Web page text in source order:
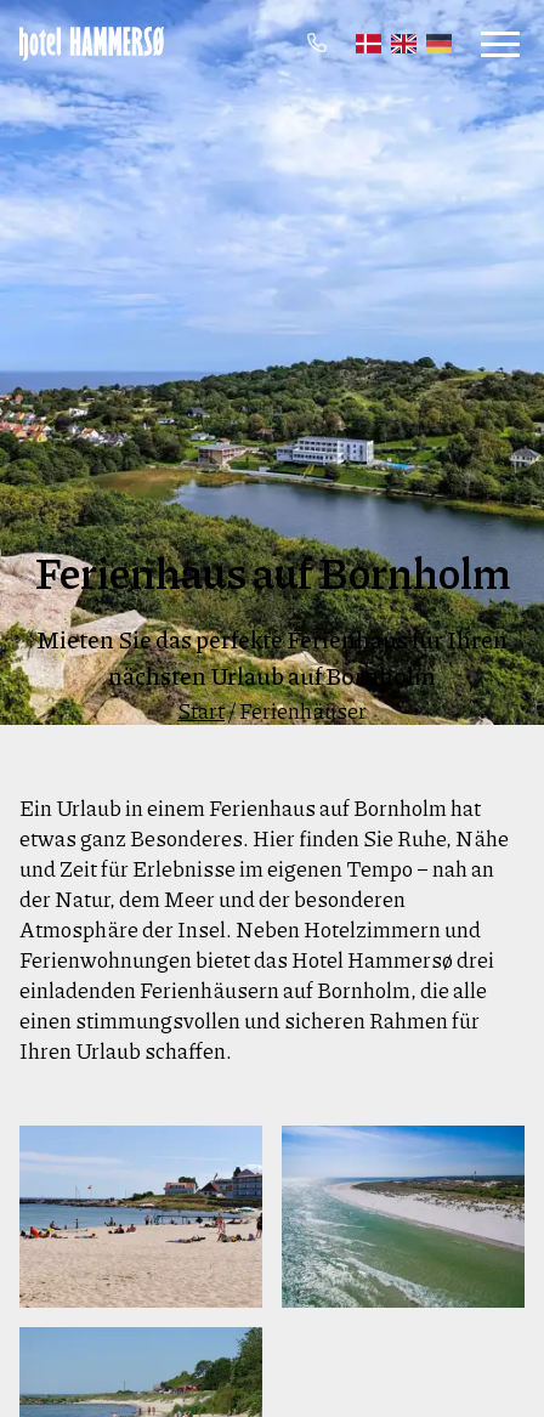
DänischEnglisch
Deutsch
Ferienhaus auf Bornholm
Mieten Sie das perfekte Ferienhaus für Ihren
nächsten Urlaub auf Bornholm
Start/Ferienhäuser
Ein Urlaub in einem Ferienhaus auf Bornholm hat
etwas ganz Besonderes. Hier finden Sie Ruhe, Nähe
und Zeit für Erlebnisse im eigenen Tempo – nah an
der Natur, dem Meer und der besonderen
Atmosphäre der Insel. Neben Hotelzimmern und
Ferienwohnungen bietet das Hotel Hammersø drei
einladenden Ferienhäusern auf Bornholm, die alle
einen stimmungsvollen und sicheren Rahmen für
Ihren Urlaub schaffen.